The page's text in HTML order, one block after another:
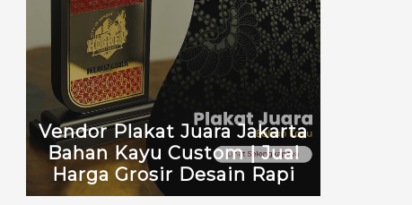
Vendor Plakat Juara Jakarta
Bahan Kayu Custom | Jual
Harga Grosir Desain Rapi